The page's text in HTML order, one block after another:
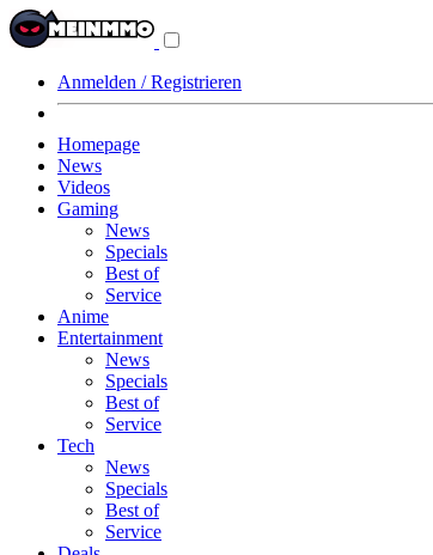
Anmelden / Registrieren
Homepage
News
Videos
Gaming
News
Specials
Best of
Service
Anime
Entertainment
News
Specials
Best of
Service
Tech
News
Specials
Best of
Service